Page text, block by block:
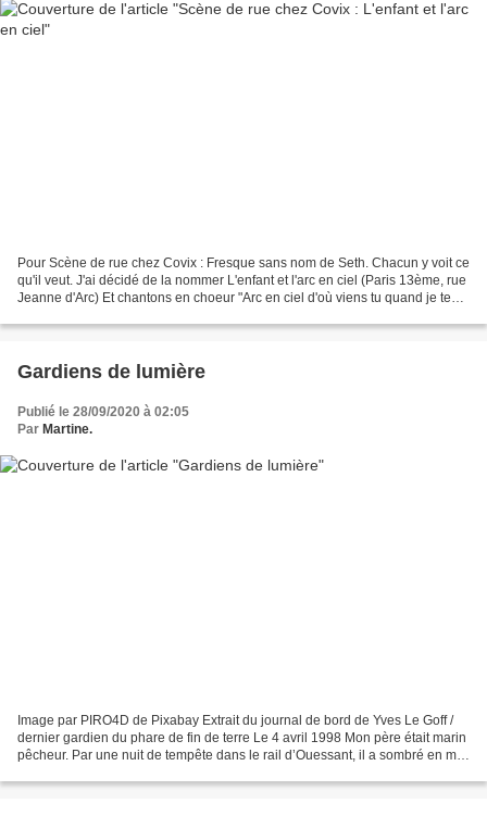
Pour Scène de rue chez Covix : Fresque sans nom de Seth. Chacun y voit ce
qu'il veut. J'ai décidé de la nommer L'enfant et l'arc en ciel (Paris 13ème, rue
Jeanne d'Arc) Et chantons en choeur "Arc en ciel d'où viens tu quand je te
Gardiens de lumière
Publié le 28/09/2020 à 02:05
Par Martine.
Image par PIRO4D de Pixabay Extrait du journal de bord de Yves Le Goff /
dernier gardien du phare de fin de terre Le 4 avril 1998 Mon père était marin
pêcheur. Par une nuit de tempête dans le rail d’Ouessant, il a sombré en mer